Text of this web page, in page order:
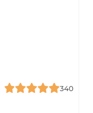
340